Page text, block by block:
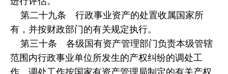
第二十九条 行政事业资产的处置收属国家所
有，并按财政部门的有关规定执行。
第三十条 各级国有资产管理部门负责本级管辖
范围内行政事业单位所发生的产权纠纷的调处工
作。调处工作按国家有资产管理局制定的有关产权